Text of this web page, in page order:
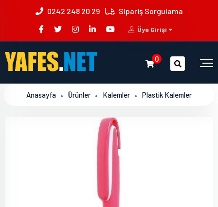
0242 248 20 29 Sipariş Sorgulama
Üye Girişi
0
Anasayfa Ürünler Kalemler Plastik Kalemler